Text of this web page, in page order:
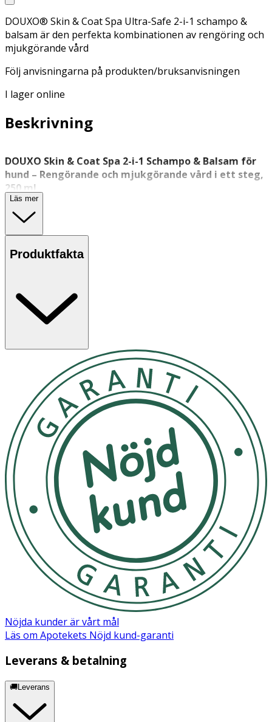
DOUXO® Skin & Coat Spa Ultra-Safe 2-i-1 schampo &
balsam är den perfekta kombinationen av rengöring och
mjukgörande vård
Följ anvisningarna på produkten/bruksanvisningen
I lager online
Beskrivning
DOUXO Skin & Coat Spa 2-i-1 Schampo & Balsam för
hund – Rengörande och mjukgörande vård i ett steg,
250 ml
DOUXO® Skin & Coat Spa 2-i-1 schampo & balsam är en
kombinationsprodukt som
och samma steg. Produkten är särskilt framtagen för
hundarmed känslig hud och päls som kräver skonsam
återfuktar på djupet och hjälper till att kapsla in fukt,
vilket bidrar till en mjuk, lättkammad och glänsande päls.
Produkten består till 97 % av ingredienser med naturligt
· Blöt pälsen med ljummet vatten.
· Applicera produkten och massera in i pälsen.
· Undvik kontakt med ögon.
· Låt verka i 2–3 minuter innan noggrann sköljning.
Förvaring
Förvaras i rumstemperatur utom räckhåll för små barn.
Innehåll
Hydrolyserat sött/sød mandelprotein, Ophiopogon
japonicus rotextrakt, provitamin B5, mild
rengöringsformula, fenoxyetanol, natriumbensoat,
hypoallergen sommardoft.
Säkerhetsdatablad (PDF)
Läs mer
Produktfakta
Nöjda kunder är vårt mål
Läs om Apotekets Nöjd kund-garanti
Leverans & betalning
🚚Leverans